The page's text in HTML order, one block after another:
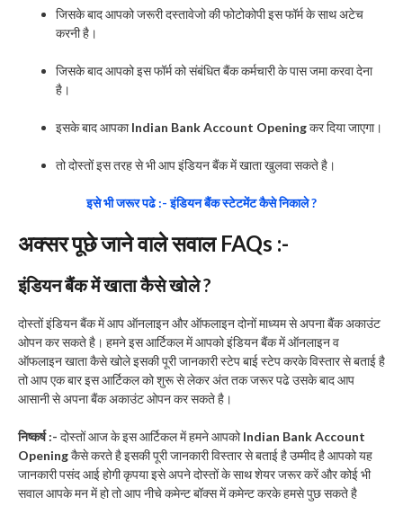
जिसके बाद आपको जरूरी दस्तावेजो की फोटोकोपी इस फॉर्म के साथ अटेच
करनी है।
जिसके बाद आपको इस फॉर्म को संबंधित बैंक कर्मचारी के पास जमा करवा देना
है।
इसके बाद आपकाIndian Bank Account Openingकर दिया जाएगा।
तो दोस्तों इस तरह से भी आप इंडियन बैंक में खाता खुलवा सकते है।
इसे भी जरूर पढे :- इंडियन बैंक स्टेटमेंट कैसे निकाले ?
अक्सर पूछे जाने वाले सवाल FAQs :-
इंडियन बैंक में खाता कैसे खोले ?
दोस्तों इंडियन बैंक में आप ऑनलाइन और ऑफलाइन दोनों माध्यम से अपना बैंक अकाउंट
ओपन कर सकते है। हमने इस आर्टिकल में आपको इंडियन बैंक में ऑनलाइन व
ऑफलाइन खाता कैसे खोले इसकी पूरी जानकारी स्टेप बाई स्टेप करके विस्तार से बताई है
तो आप एक बार इस आर्टिकल को शुरू से लेकर अंत तक जरूर पढे उसके बाद आप
आसानी से अपना बैंक अकाउंट ओपन कर सकते है।
निष्कर्ष :- दोस्तों आज के इस आर्टिकल में हमने आपकोIndian Bank Account
Openingकैसे करते है इसकी पूरी जानकारी विस्तार से बताई है उम्मीद है आपको यह
जानकारी पसंद आई होगी कृपया इसे अपने दोस्तों के साथ शेयर जरूर करें और कोई भी
सवाल आपके मन में हो तो आप नीचे कमेन्ट बॉक्स में कमेन्ट करके हमसे पुछ सकते है